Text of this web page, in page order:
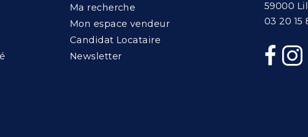
Ma recherche
Mon espace vendeur
Candidat Locataire
Newsletter
59000
03 20 15